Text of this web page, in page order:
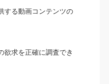
する動画コンテンツの
欲求を正確に調査でき